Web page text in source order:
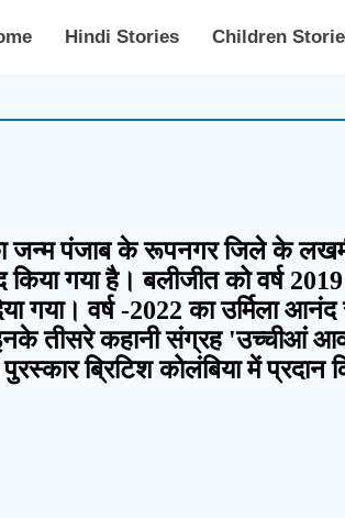
Hindi Stories Children
जन्म पंजाब के रूपनगर जिले के
किया गया है। बलीजीत को वर्ष
गया। वर्ष -2022 का उर्मिला
तीसरे कहानी संग्रह 'उच्चीआं
ब्रिटिश कोलंबिया में प्रदान